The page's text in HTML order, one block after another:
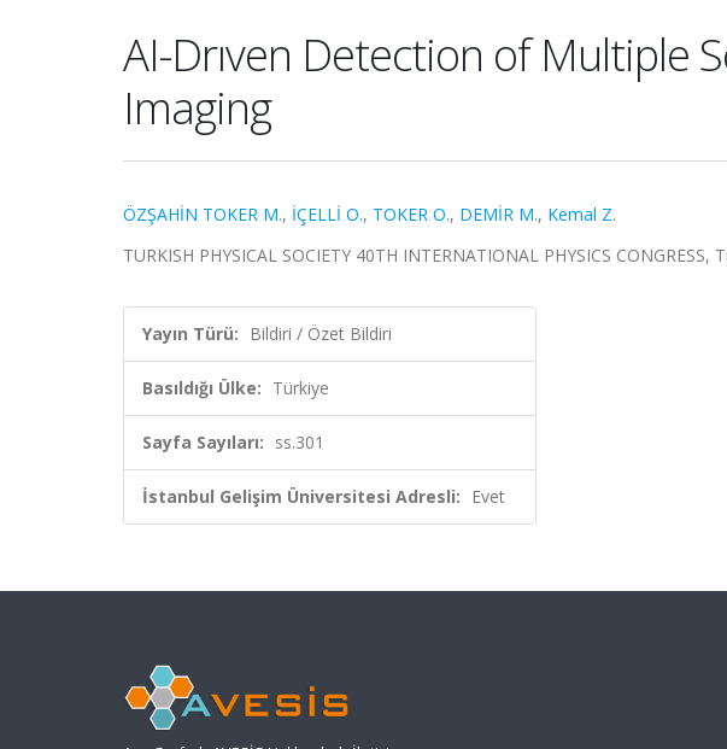
AI-Drıven Detection of Multiple
Imaging
ÖZŞAHİN TOKER M., İÇELLİ O., TOKER O., DEMİR M., Kemal Z.
TURKISH PHYSICAL SOCIETY 40TH INTERNATIONAL PHYSICS
Yayın Türü: Bildiri / Özet Bildiri
Basıldığı Ülke: Türkiye
Sayfa Sayıları: ss.301
İstanbul Gelişim Üniversitesi Adresli: Evet